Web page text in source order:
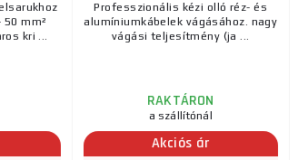
mm²
kri ...
Professzionális kézi olló réz- és
alumíniumkábelek vágásához. nagy
vágási teljesítmény (ja ...
RAKTÁRON
a szállítónál
Akciós ár